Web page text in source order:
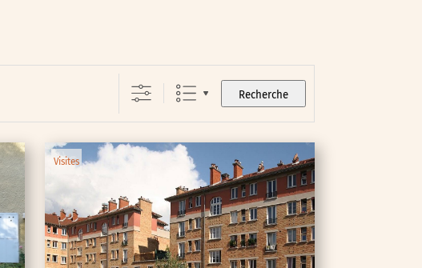
Recherche
Visites